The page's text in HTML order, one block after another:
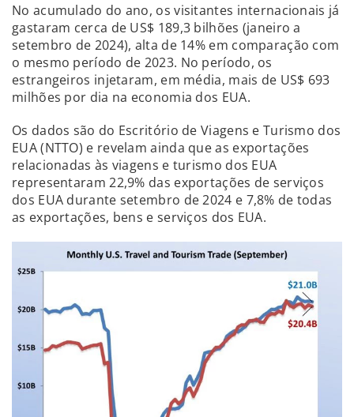
No acumulado do ano, os visitantes internacionais já
gastaram cerca de US$ 189,3 bilhões (janeiro a
setembro de 2024), alta de 14% em comparação com
o mesmo período de 2023. No período, os
estrangeiros injetaram, em média, mais de US$ 693
milhões por dia na economia dos EUA.
Os dados são do Escritório de Viagens e Turismo dos
EUA (NTTO) e revelam ainda que as exportações
relacionadas às viagens e turismo dos EUA
representaram 22,9% das exportações de serviços
dos EUA durante setembro de 2024 e 7,8% de todas
as exportações, bens e serviços dos EUA.